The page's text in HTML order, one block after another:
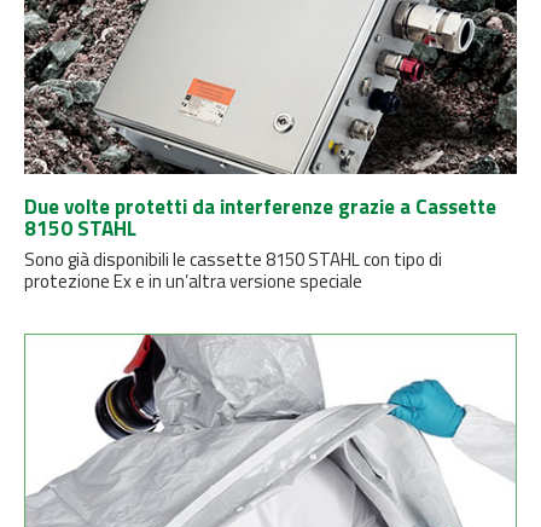
Due volte protetti da interferenze grazie a Cassette
8150 STAHL
Sono già disponibili le cassette 8150 STAHL con tipo di
protezione Ex e in un’altra versione speciale